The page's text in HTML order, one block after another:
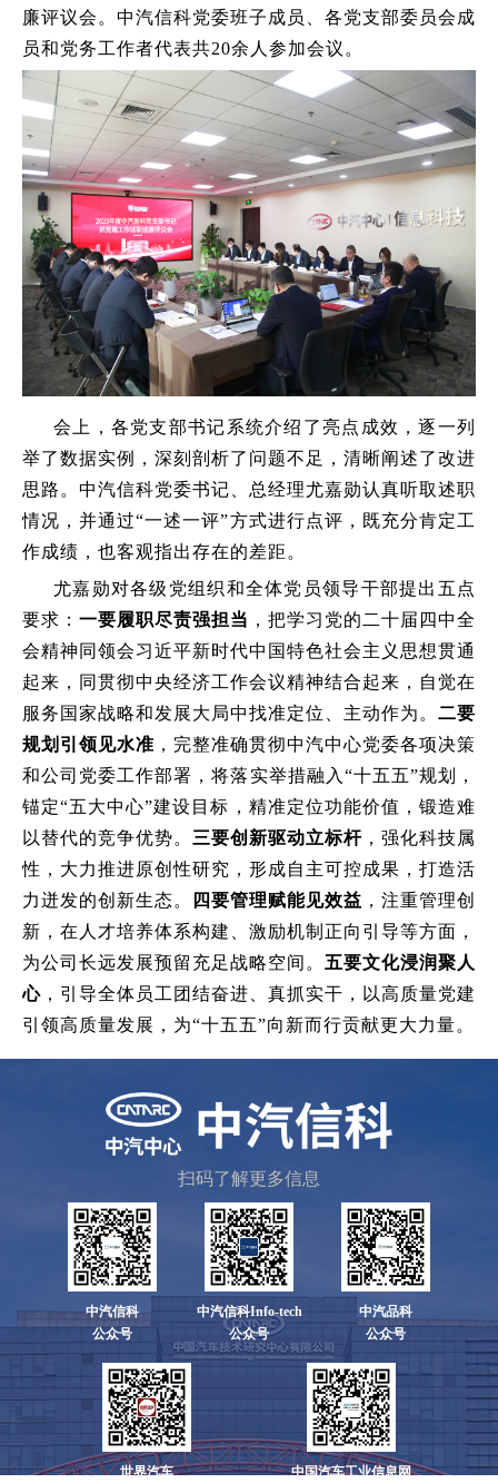
廉评议会。中汽信科党委班子成员、各党支部委员会成
员和党务工作者代表共20余人参加会议。
会上，各党支部书记系统介绍了亮点成效，逐一列
举了数据实例，深刻剖析了问题不足，清晰阐述了改进
思路。中汽信科党委书记、总经理尤嘉勋认真听取述职
情况，并通过“一述一评”方式进行点评，既充分肯定工
作成绩，也客观指出存在的差距。
尤嘉勋对各级党组织和全体党员领导干部提出五点
要求： 一要履职尽责强担当 ，把学习党的二十届四中全
会精神同领会习近平新时代中国特色社会主义思想贯通
起来，同贯彻中央经济工作会议精神结合起来，自觉在
服务国家战略和发展大局中找准定位、主动作为。 二要
规划引领见水准 ，完整准确贯彻中汽中心党委各项决策
和公司党委工作部署，将落实举措融入“十五五”规划，
锚定“五大中心”建设目标，精准定位功能价值，锻造难
以替代的竞争优势。 三要创新驱动立标杆 ，强化科技属
性，大力推进原创性研究，形成自主可控成果，打造活
力迸发的创新生态。
四要管理赋能见效益 ，注重管理创
新，在人才培养体系构建、激励机制正向引导等方面，
为公司长远发展预留充足战略空间。 五要文化浸润聚人
心 ，引导全体员工团结奋进、真抓实干，以高质量党建
引领高质量发展，为“十五五”向新而行贡献更大力量。
扫码了解更多信息
中汽信科
公众号
中汽信科Info-tech
公众号
中汽品科
公众号
世界汽车 中国汽车工业信息网